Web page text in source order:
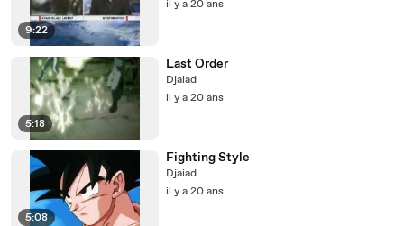
9:22
il y a 20 ans
5:18
Last Order
Djaiad
il y a 20 ans
5:08
Fighting Style
Djaiad
il y a 20 ans